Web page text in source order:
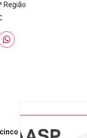
Região